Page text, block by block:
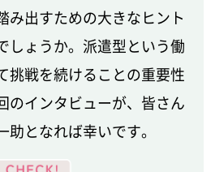
み出すための大きなヒント
しょうか。派遣型という働
挑戦を続けることの重要性
のインタビューが、皆さん
となれば幸いです。